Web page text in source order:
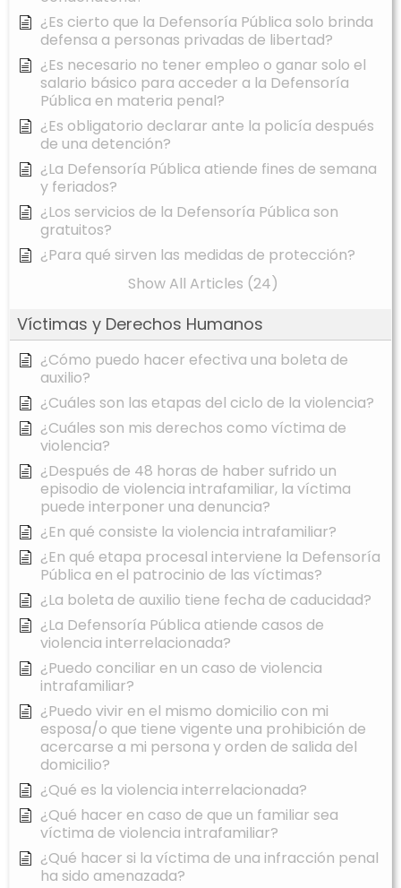
¿Es cierto que la Defensoría Pública solo brinda
defensa a personas privadas de libertad?
¿Es necesario no tener empleo o ganar solo el
salario básico para acceder a la Defensoría
Pública en materia penal?
¿Es obligatorio declarar ante la policía después
de una detención?
¿La Defensoría Pública atiende fines de semana
y feriados?
¿Los servicios de la Defensoría Pública son
gratuitos?
¿Para qué sirven las medidas de protección?
Show All Articles (24)
Víctimas y Derechos Humanos
¿Cómo puedo hacer efectiva una boleta de
auxilio?
¿Cuáles son las etapas del ciclo de la violencia?
¿Cuáles son mis derechos como víctima de
violencia?
¿Después de 48 horas de haber sufrido un
episodio de violencia intrafamiliar, la víctima
puede interponer una denuncia?
¿En qué consiste la violencia intrafamiliar?
¿En qué etapa procesal interviene la Defensoría
Pública en el patrocinio de las víctimas?
¿La boleta de auxilio tiene fecha de caducidad?
¿La Defensoría Pública atiende casos de
violencia interrelacionada?
¿Puedo conciliar en un caso de violencia
intrafamiliar?
¿Puedo vivir en el mismo domicilio con mi
esposa/o que tiene vigente una prohibición de
acercarse a mi persona y orden de salida del
domicilio?
¿Qué es la violencia interrelacionada?
¿Qué hacer en caso de que un familiar sea
víctima de violencia intrafamiliar?
¿Qué hacer si la víctima de una infracción penal
ha sido amenazada?